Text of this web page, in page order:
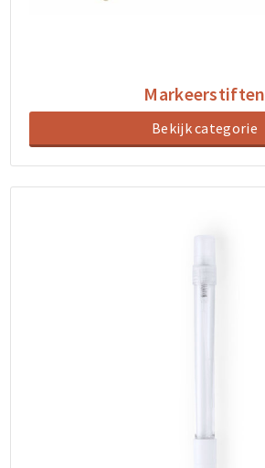
Markeerstiften
Bekijk categorie